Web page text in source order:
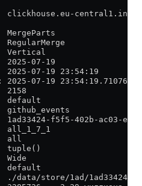
Vertical
07-19
07-19 23:54:19
07-19 23:54:19.710761
f5f5-402b-ac03-
all
default
store/1ad/1ad33424-